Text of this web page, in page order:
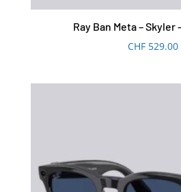
Ray Ban Meta – Skyler
CHF529.00